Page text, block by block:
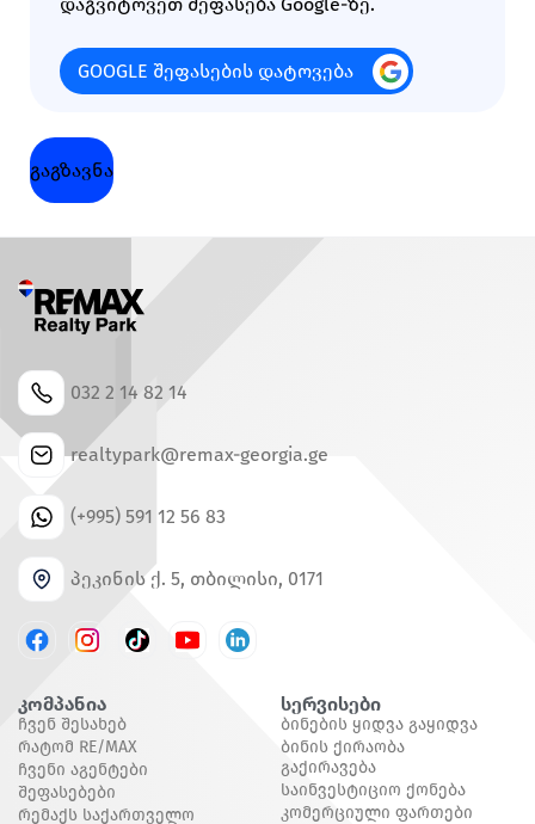
GOOGLE ᲨᲔᲤᲐᲡᲔᲑᲘᲡ ᲓᲐᲢᲝᲕᲔᲑᲐ
გაგზავნა
032 2 14 82 14
realtypark@remax-georgia.ge
(+995) 591 12 56 83
პეკინის ქ. 5, თბილისი, 0171
კომპანია
Ჩვენ Შესახებ
Რატომ RE/MAX
Ჩვენი Აგენტები
Შეფასებები
Რემაქს Საქართველო
Სერვისები
Ბინების Ყიდვა Გაყიდვა
Ბინის Ქირაობა
Გაქირავება
Საინვესტიციო Ქონება
Კომერციული Ფართები